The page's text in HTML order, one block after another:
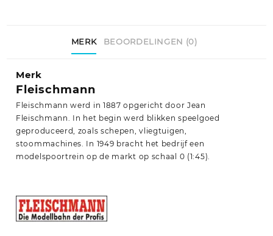
MERK BEOORDELINGEN (0)
Merk
Fleischmann
Fleischmann werd in 1887 opgericht door Jean
Fleischmann. In het begin werd blikken speelgoed
geproduceerd, zoals schepen, vliegtuigen,
stoommachines. In 1949 bracht het bedrijf een
modelspoortrein op de markt op schaal 0 (1:45).